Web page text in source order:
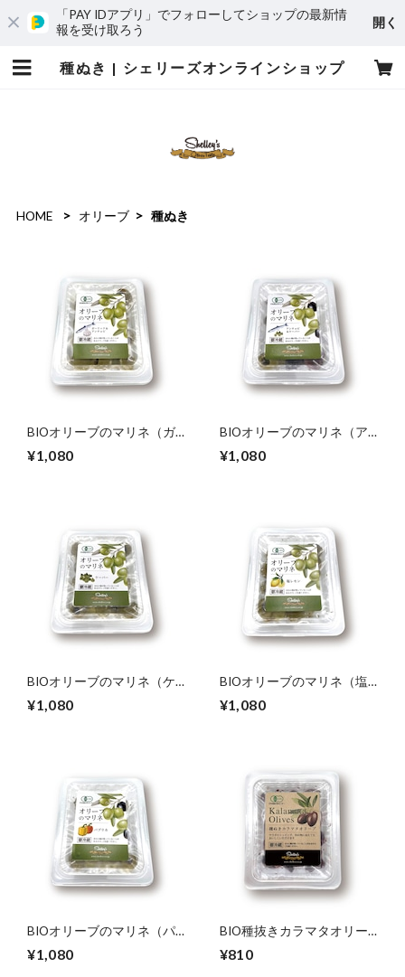
「PAY IDアプリ」でフォローしてショップの最新情
報を受け取ろう
開く
種ぬき | シェリーズオンラインショップ
HOME オリーブ 種ぬき
BIOオリーブのマリネ（ガ
180g
¥1,080
BIOオリーブのマリネ（ア
¥1,080
BIOオリーブのマリネ（ケ
¥1,080
BIOオリーブのマリネ（塩
¥1,080
BIOオリーブのマリネ（パ
プリカ）180g
¥1,080
BIO種抜きカラマタオリー
ブ150g
¥810